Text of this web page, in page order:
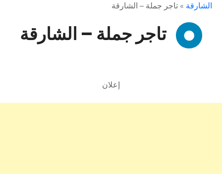
الشارقة » تاجر جملة – الشارقة
تاجر جملة – الشارقة
إعلان